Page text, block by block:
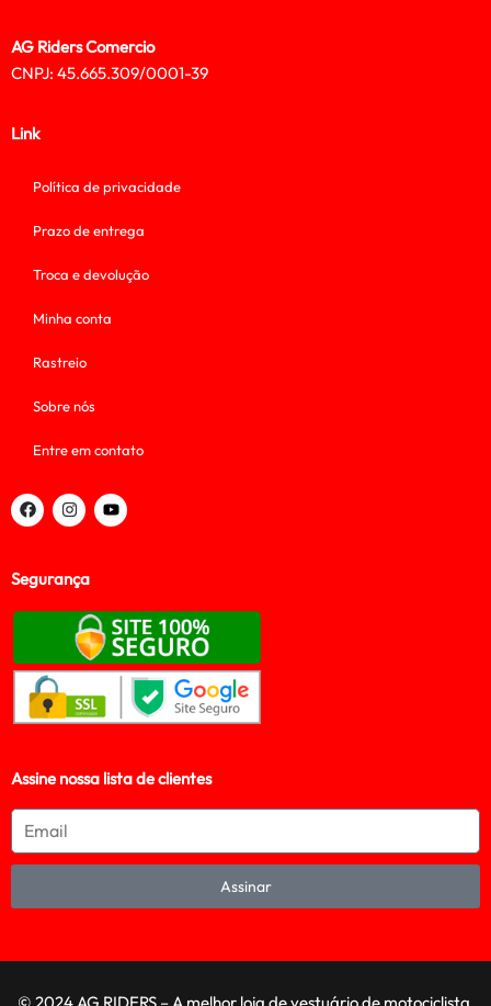
AG Riders Comercio
CNPJ: 45.665.309/0001-39
Link
Política de privacidade
Prazo de entrega
Troca e devolução
Minha conta
Rastreio
Sobre nós
Entre em contato
Segurança
Assine nossa lista de clientes
Assinar